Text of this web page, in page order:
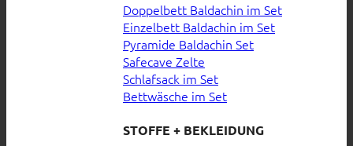
Doppelbett Baldachin im Set
Einzelbett Baldachin im Set
Pyramide Baldachin Set
Safecave Zelte
Schlafsack im Set
Bettwäsche im Set
STOFFE + BEKLEIDUNG